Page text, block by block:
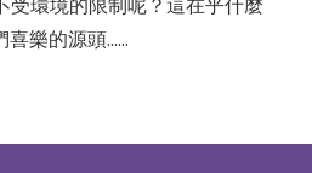
喜樂的源頭......